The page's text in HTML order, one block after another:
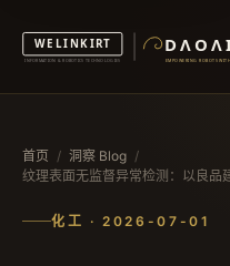
首页 / 洞察 Blog /
纹理表面无监督异常检测：以良品
化工 · 2026-07-01